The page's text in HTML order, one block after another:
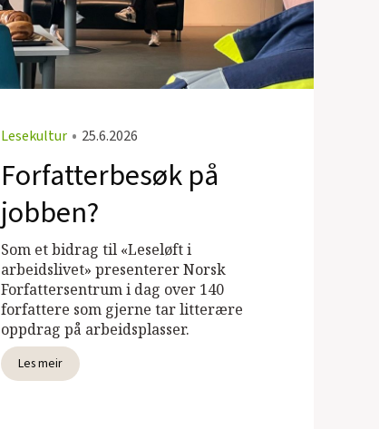
Lesekultur • 25.6.2026
Forfatterbesøk på
jobben?
Som et bidrag til «Leseløft i
arbeidslivet» presenterer Norsk
Forfattersentrum i dag over 140
forfattere som gjerne tar litterære
oppdrag på arbeidsplasser.
Les meir